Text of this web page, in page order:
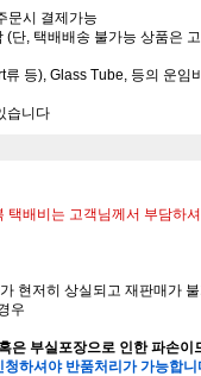
문시 결제가능
단, 택배배송 불가능 상품은
등), Glass Tube, 등의 운임비
습니다
택배비는 고객님께서 부담하
현저히 상실되고 재판매가
우
은 부실포장으로 인한 파손이
하셔야 반품처리가 가능합니